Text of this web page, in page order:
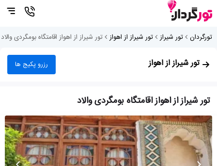
تورگردان تور شیراز تور شیراز از اهواز تور شیراز از اهواز اقامتگاه بومگردی والاد
تور شیراز از اهواز رزرو پکیج ها
تور شیراز از اهواز اقامتگاه بومگردی والاد